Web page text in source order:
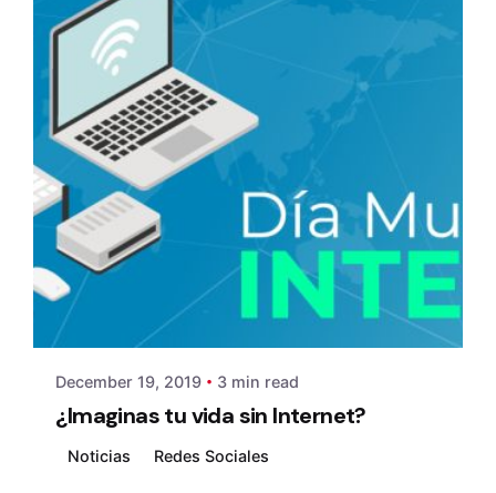
December 19, 2019 3 min read
¿Imaginas tu vida sin Internet?
Noticias Redes Sociales